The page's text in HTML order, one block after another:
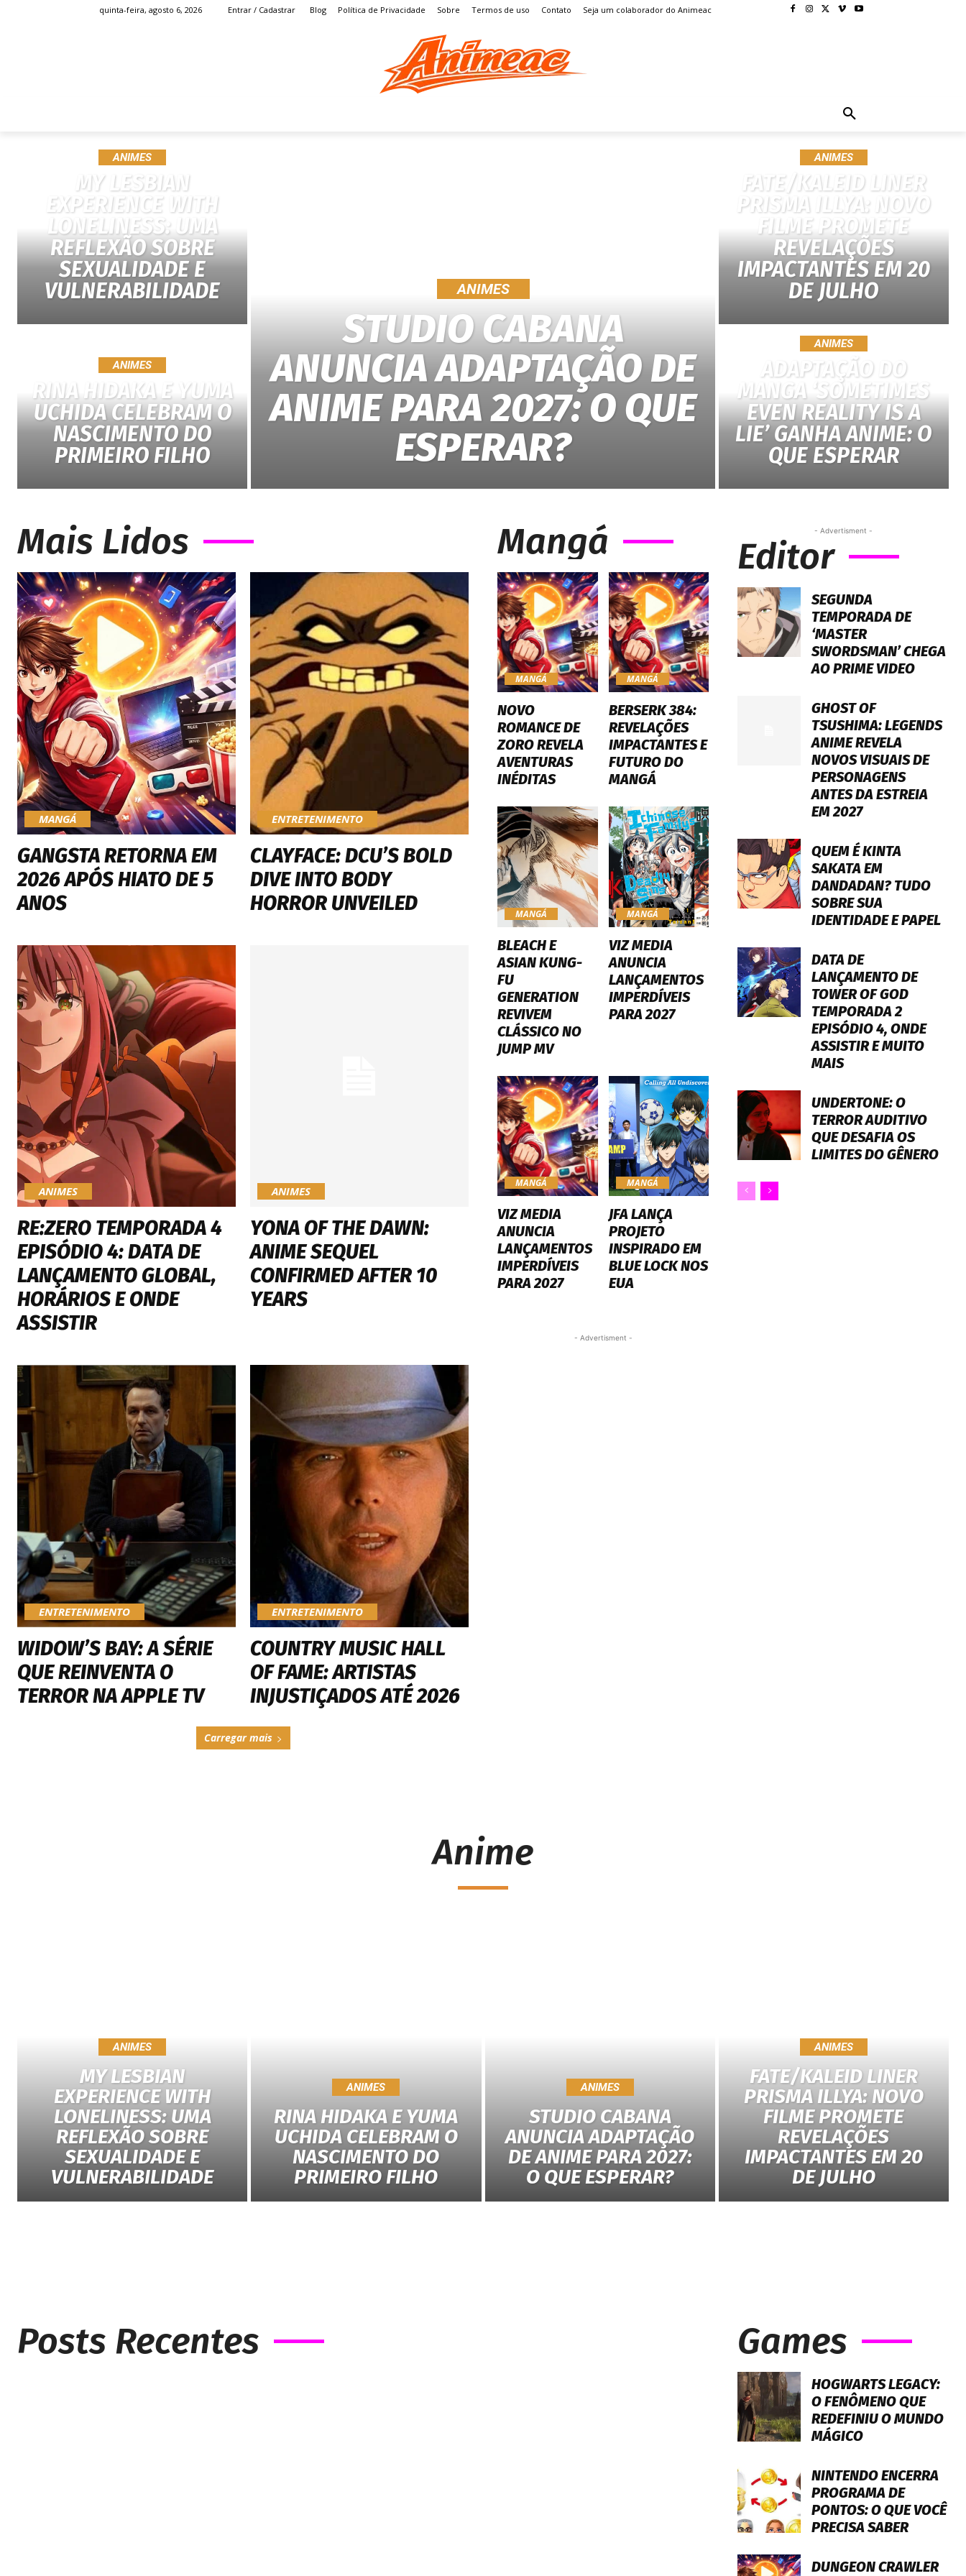
quinta-feira, agosto 6, 2026 Entrar / Cadastrar Blog Política de Privacidade Sobre Termos de uso Contato Seja um colaborador do Animeac
ANIMES
MY LESBIAN
EXPERIENCE WITH
LONELINESS: UMA
REFLEXÃO SOBRE
SEXUALIDADE E
VULNERABILIDADE
ANIMES
RINA HIDAKA E YUMA
UCHIDA CELEBRAM O
NASCIMENTO DO
PRIMEIRO FILHO
ANIMES
STUDIO CABANA
ANUNCIA ADAPTAÇÃO DE
ANIME PARA 2027: O QUE
ESPERAR?
ANIMES
FATE/KALEID LINER
PRISMA ILLYA: NOVO
FILME PROMETE
REVELAÇÕES
IMPACTANTES EM 20
DE JULHO
ANIMES
ADAPTAÇÃO DO
MANGA ‘SOMETIMES
EVEN REALITY IS A
LIE’ GANHA ANIME: O
QUE ESPERAR
Mais Lidos
MANGÁ
GANGSTA RETORNA EM
2026 APÓS HIATO DE 5
ANOS
ENTRETENIMENTO
CLAYFACE: DCU’S BOLD
DIVE INTO BODY
HORROR UNVEILED
ANIMES
RE:ZERO TEMPORADA 4
EPISÓDIO 4: DATA DE
LANÇAMENTO GLOBAL,
HORÁRIOS E ONDE
ASSISTIR
ANIMES
YONA OF THE DAWN:
ANIME SEQUEL
CONFIRMED AFTER 10
YEARS
ENTRETENIMENTO
WIDOW’S BAY: A SÉRIE
QUE REINVENTA O
TERROR NA APPLE TV
ENTRETENIMENTO
COUNTRY MUSIC HALL
OF FAME: ARTISTAS
INJUSTIÇADOS ATÉ 2026
Carregar mais
Mangá
MANGÁ
NOVO
ROMANCE DE
ZORO REVELA
AVENTURAS
INÉDITAS
MANGÁ
BERSERK 384:
REVELAÇÕES
IMPACTANTES E
FUTURO DO
MANGÁ
MANGÁ
BLEACH E
ASIAN KUNG-
FU
GENERATION
REVIVEM
CLÁSSICO NO
JUMP MV
MANGÁ
VIZ MEDIA
ANUNCIA
LANÇAMENTOS
IMPERDÍVEIS
PARA 2027
MANGÁ
VIZ MEDIA
ANUNCIA
LANÇAMENTOS
IMPERDÍVEIS
PARA 2027
MANGÁ
JFA LANÇA
PROJETO
INSPIRADO EM
BLUE LOCK NOS
EUA
- Advertisment -
- Advertisment -
Editor
SEGUNDA
TEMPORADA DE
‘MASTER
SWORDSMAN’ CHEGA
AO PRIME VIDEO
GHOST OF
TSUSHIMA: LEGENDS
ANIME REVELA
NOVOS VISUAIS DE
PERSONAGENS
ANTES DA ESTREIA
EM 2027
QUEM É KINTA
SAKATA EM
DANDADAN? TUDO
SOBRE SUA
IDENTIDADE E PAPEL
DATA DE
LANÇAMENTO DE
TOWER OF GOD
TEMPORADA 2
EPISÓDIO 4, ONDE
ASSISTIR E MUITO
MAIS
UNDERTONE: O
TERROR AUDITIVO
QUE DESAFIA OS
LIMITES DO GÊNERO
Anime
ANIMES
MY LESBIAN
EXPERIENCE WITH
LONELINESS: UMA
REFLEXÃO SOBRE
SEXUALIDADE E
VULNERABILIDADE
ANIMES
RINA HIDAKA E YUMA
UCHIDA CELEBRAM O
NASCIMENTO DO
PRIMEIRO FILHO
ANIMES
STUDIO CABANA
ANUNCIA ADAPTAÇÃO
DE ANIME PARA 2027:
O QUE ESPERAR?
ANIMES
FATE/KALEID LINER
PRISMA ILLYA: NOVO
FILME PROMETE
REVELAÇÕES
IMPACTANTES EM 20
DE JULHO
Posts Recentes Games
HOGWARTS LEGACY:
O FENÔMENO QUE
REDEFINIU O MUNDO
MÁGICO
NINTENDO ENCERRA
PROGRAMA DE
PONTOS: O QUE VOCÊ
PRECISA SABER
DUNGEON CRAWLER